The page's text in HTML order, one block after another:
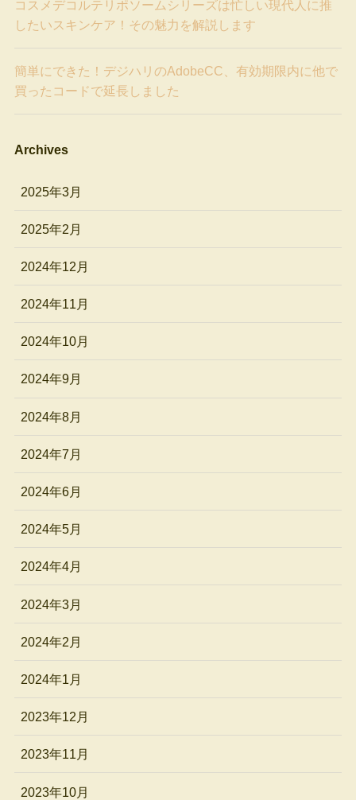
コスメデコルテリポソームシリーズは忙しい現代人に推
したいスキンケア！その魅力を解説します
簡単にできた！デジハリのAdobeCC、有効期限内に他で
買ったコードで延長しました
Archives
2025年3月
2025年2月
2024年12月
2024年11月
2024年10月
2024年9月
2024年8月
2024年7月
2024年6月
2024年5月
2024年4月
2024年3月
2024年2月
2024年1月
2023年12月
2023年11月
2023年10月